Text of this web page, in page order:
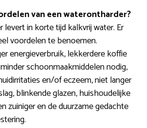
van een waterontharder?
levert in korte tijd kalkvrij water. Er
voordelen te benoemen.
energieverbruik, lekkerdere koffie
schoonmaakmiddelen nodig,
en/of eczeem, niet langer
blinkende glazen, huishoudelijke
zuiniger en de duurzame gedachte